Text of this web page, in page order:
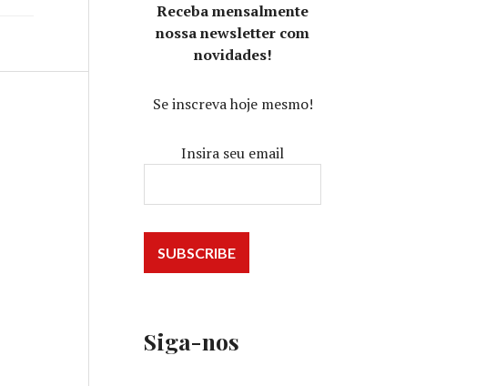
Receba mensalmente
nossa newsletter com
novidades!
Se inscreva hoje mesmo!
Insira seu email
Siga-nos